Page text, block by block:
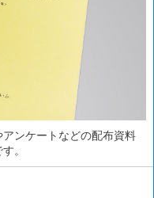
ンケートなどの配布資料
。